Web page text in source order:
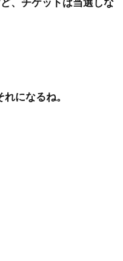
になるね。